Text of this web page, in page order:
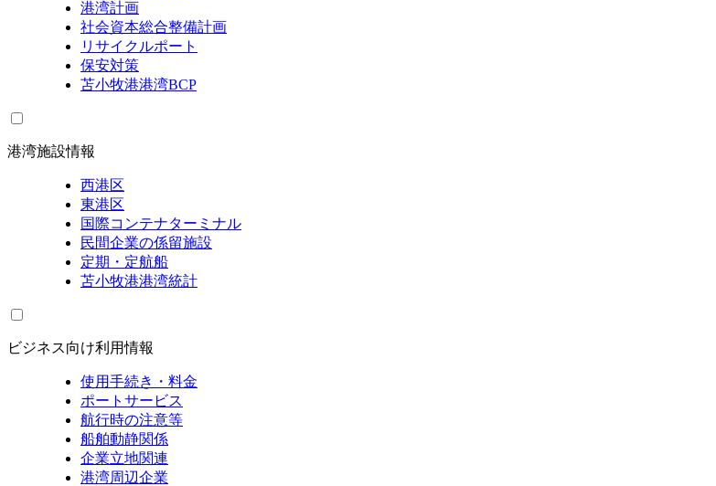
港湾計画
社会資本総合整備計画
リサイクルポート
保安対策
苫小牧港港湾BCP
港湾施設情報
西港区
東港区
国際コンテナターミナル
民間企業の係留施設
定期・定航船
苫小牧港港湾統計
ビジネス向け利用情報
使用手続き・料金
ポートサービス
航行時の注意等
船舶動静関係
企業立地関連
港湾周辺企業